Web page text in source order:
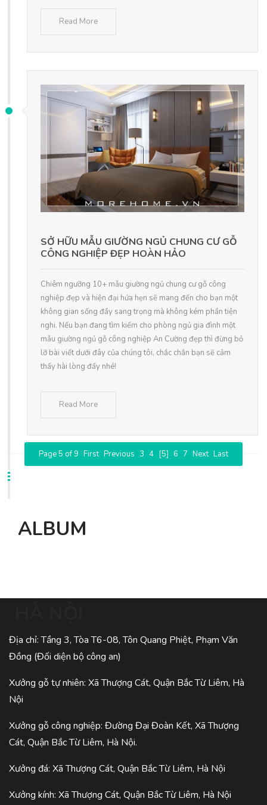
Read More
SỞ HỮU MẪU GIƯỜNG NGỦ CHUNG CƯ GỖ
CÔNG NGHIỆP ĐẸP HOÀN HẢO
Chiêm ngưỡng 10+ mẫu giường ngủ chung cư gỗ công
nghiệp đẹp và hiện đại hứa hẹn sẽ mang đến cho bạn một
không gian sống đầy sang trọng mà không kém phần tiện
nghi. Nếu bạn đang tìm kiếm cho phòng ngủ gia đình một
mẫu giường ngủ gỗ công nghiệp An Cường đẹp thì đừng bỏ
lỡ bài viết dưới đây của chúng tôi, chắc chắn bạn sẽ cảm
thấy hài lòng đấy nhé!
Read More
Page 5 of 9 First Previous 3 4 [5] 6 7 Next Last
ALBUM
Địa chỉ: Tầng 3, Tòa T6-08, Tôn Quang Phiệt, Phạm Văn
Đồng (Đối diện bộ công an)
Xưởng gỗ tự nhiên: Xã Thượng Cát, Quận Bắc Từ Liêm, Hà
Nội
Xưởng gỗ công nghiệp: Đường Đại Đoàn Kết, Xã Thượng
Cát, Quận Bắc Từ Liêm, Hà Nội.
Xưởng đá: Xã Thượng Cát, Quận Bắc Từ Liêm, Hà Nội
Xưởng kính: Xã Thượng Cát, Quận Bắc Từ Liêm, Hà Nội